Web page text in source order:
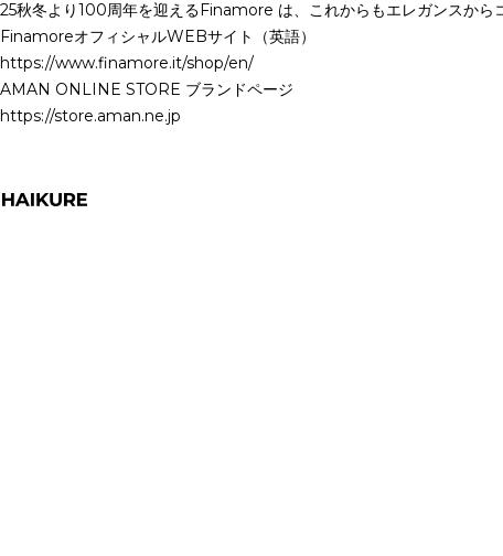
25秋冬より100周年を迎えるFinamore は、これからもエレガンスから
FinamoreオフィシャルWEBサイト（英語）
https://www.finamore.it/shop/en/
AMAN ONLINE STORE ブランドページ
https://store.aman.ne.jp